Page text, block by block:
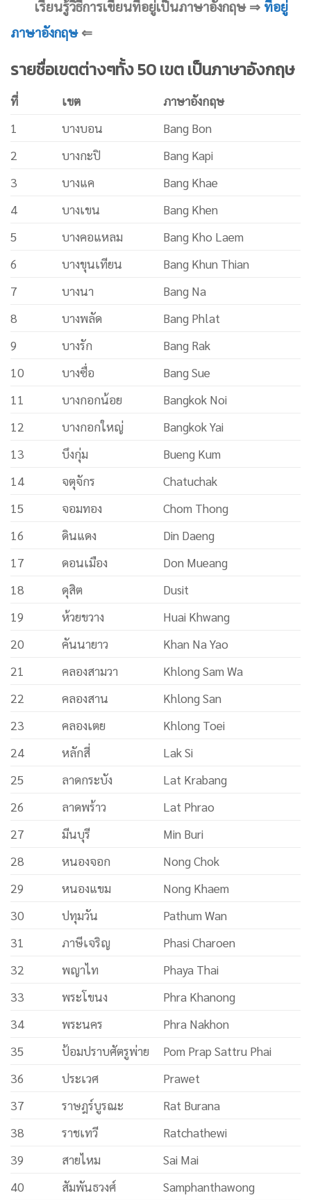
เรียนรู้วิธีการเขียนที่อยู่เป็นภาษาอังกฤษ ⇒ ที่อยู่
ภาษาอังกฤษ⇐
รายชื่อเขตต่างๆทั้ง 50 เขต เป็นภาษาอังกฤษ
ที่ เขต
ภาษาอังกฤษ
1
บางบอน
Bang Bon
2
บางกะปิ
Bang Kapi
3
บางแค
Bang Khae
4
บางเขน
Bang Khen
5
บางคอแหลม
Bang Kho Laem
6
บางขุนเทียน
Bang Khun Thian
7
บางนา
Bang Na
8
บางพลัด
Bang Phlat
9
บางรัก
Bang Rak
10
บางซื่อ
Bang Sue
11
บางกอกน้อย
Bangkok Noi
12
บางกอกใหญ่
Bangkok Yai
13
บึงกุ่ม
Bueng Kum
14
จตุจักร
Chatuchak
15
จอมทอง
Chom Thong
16
ดินแดง
Din Daeng
17
ดอนเมือง
Don Mueang
18
ดุสิต
Dusit
19
ห้วยขวาง
Huai Khwang
20
คันนายาว
Khan Na Yao
21
คลองสามวา
Khlong Sam Wa
22
คลองสาน
Khlong San
23
คลองเตย
Khlong Toei
24
หลักสี่
Lak Si
25
ลาดกระบัง
Lat Krabang
26
ลาดพร้าว
Lat Phrao
27
มีนบุรี
Min Buri
28
หนองจอก
Nong Chok
29
หนองแขม
Nong Khaem
30
ปทุมวัน
Pathum Wan
31
ภาษีเจริญ
Phasi Charoen
32
พญาไท
Phaya Thai
33
พระโขนง
Phra Khanong
34
พระนคร
Phra Nakhon
35
ป้อมปราบศัตรูพ่าย
Pom Prap Sattru Phai
36
ประเวศ
Prawet
37
ราษฎร์บูรณะ
Rat Burana
38
ราชเทวี
Ratchathewi
39
สายไหม
Sai Mai
40
สัมพันธวงศ์
Samphanthawong